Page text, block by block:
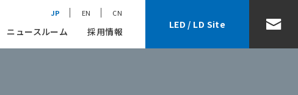
ニュースルーム 採用情報
JP EN CN
LED / LD Site